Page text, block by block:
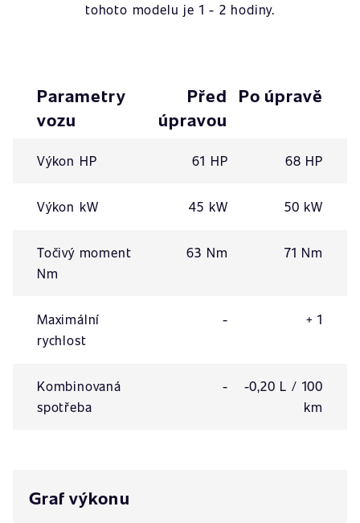
tohoto modelu je 1 - 2 hodiny.
Parametry
vozu
Před
úpravou
Po úpravě
Výkon HP 61 HP 68 HP
Výkon kW 45 kW 50 kW
Točivý moment
Nm
63 Nm 71 Nm
Maximální
rychlost
- + 1
Kombinovaná
spotřeba
-
-0,20 L / 100
km
Graf výkonu